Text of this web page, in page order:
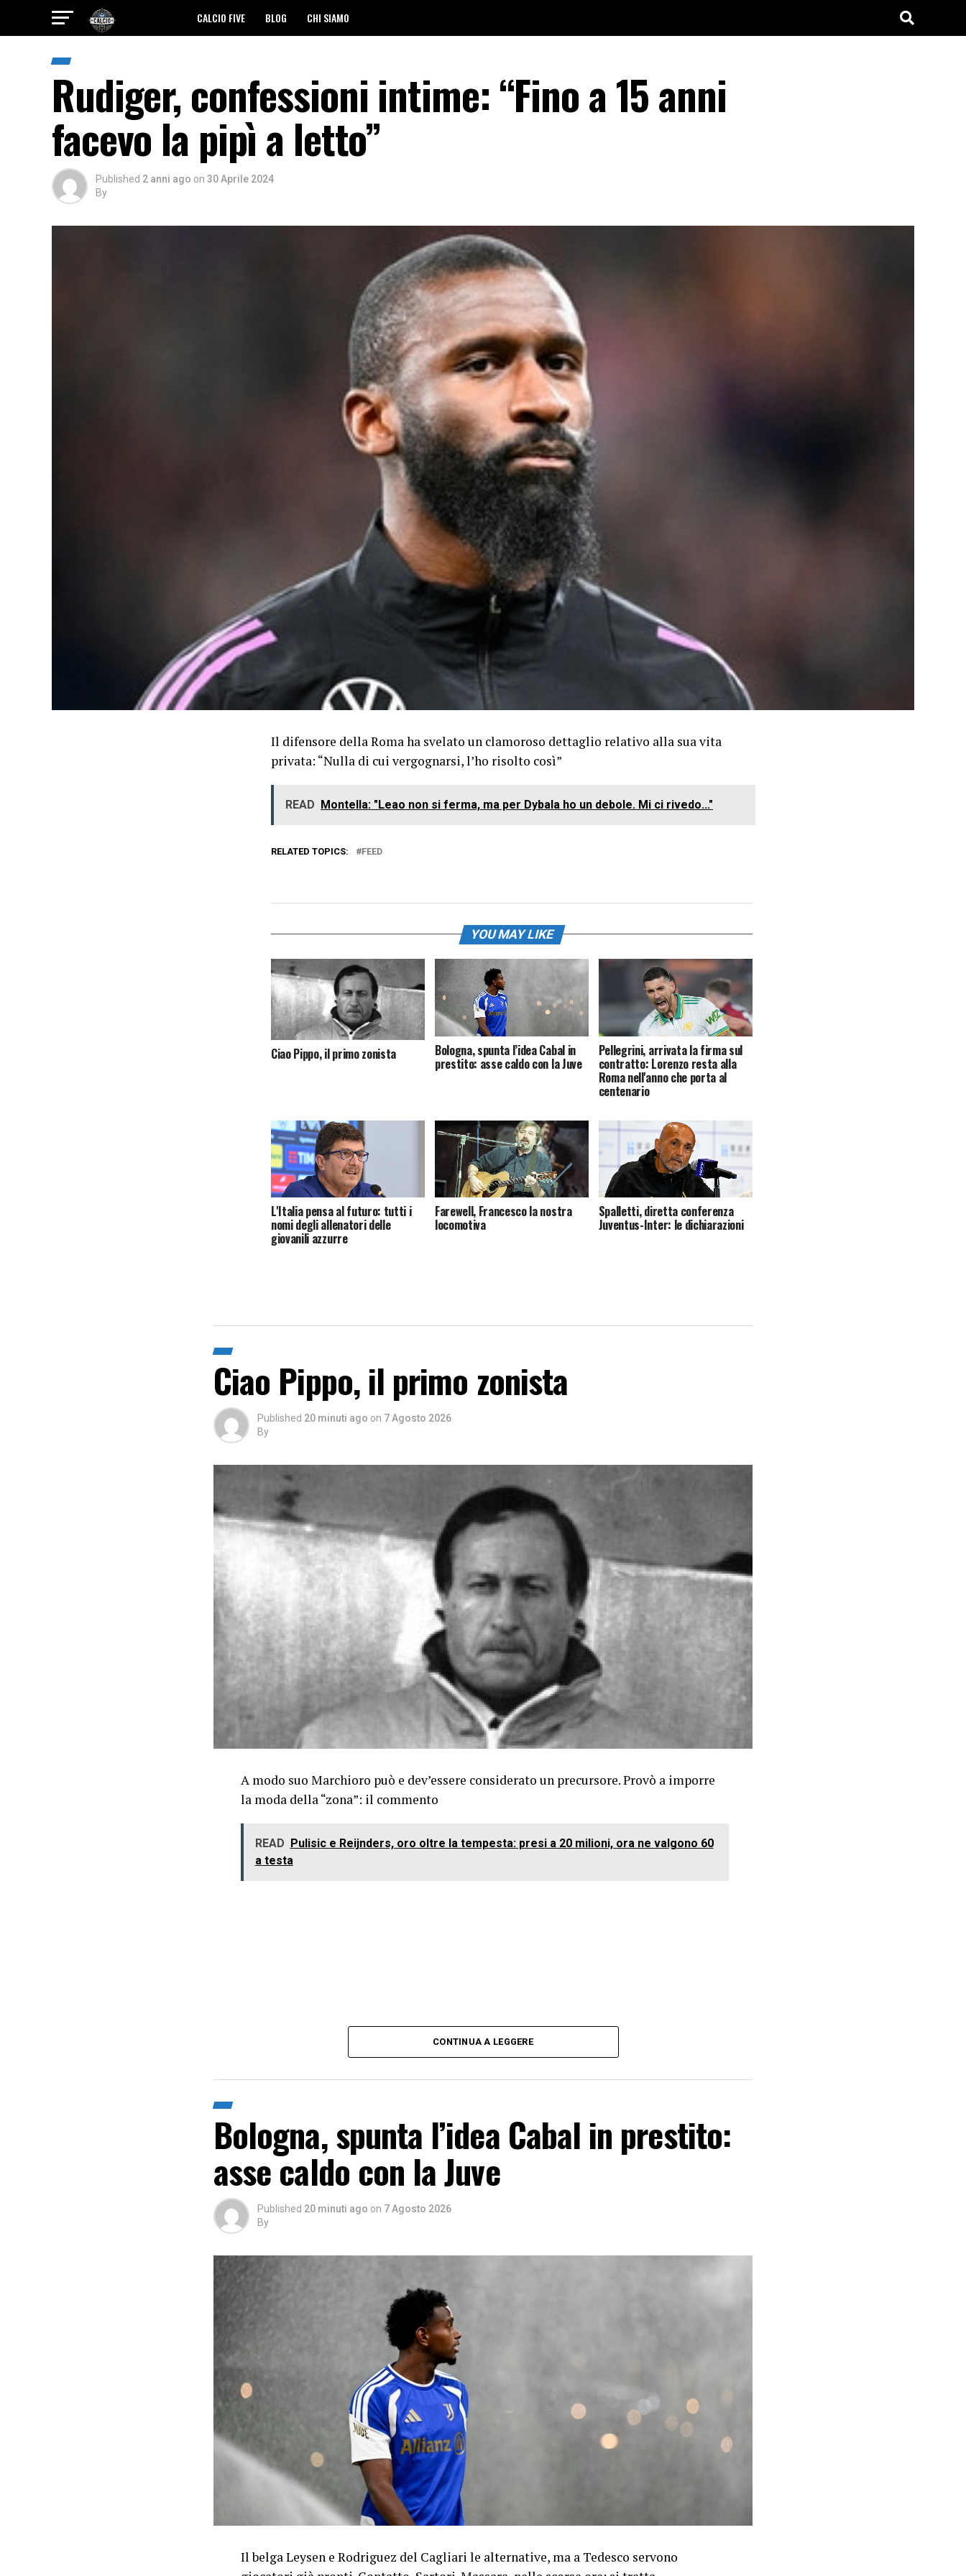
CALCIO FIVE BLOG CHI SIAMO
Rudiger, confessioni intime: “Fino a 15 anni
facevo la pipì a letto”
Published 2 anni ago on 30 Aprile 2024
By
Il difensore della Roma ha svelato un clamoroso dettaglio relativo alla sua vita
privata: “Nulla di cui vergognarsi, l’ho risolto così”
READ Montella: "Leao non si ferma, ma per Dybala ho un debole. Mi ci rivedo..."
RELATED TOPICS: FEED
YOU MAY LIKE
Ciao Pippo, il primo zonista Bologna, spunta l’idea Cabal in
prestito: asse caldo con la Juve
Pellegrini, arrivata la firma sul
contratto: Lorenzo resta alla
Roma nell'anno che porta al
centenario
L'Italia pensa al futuro: tutti i
nomi degli allenatori delle
giovanili azzurre
Farewell, Francesco la nostra
locomotiva
Spalletti, diretta conferenza
Juventus-Inter: le dichiarazioni
Ciao Pippo, il primo zonista
Published 20 minuti ago on 7 Agosto 2026
By
A modo suo Marchioro può e dev’essere considerato un precursore. Provò a imporre
la moda della “zona”: il commento
READ Pulisic e Reijnders, oro oltre la tempesta: presi a 20 milioni, ora ne valgono 60
a testa
CONTINUA A LEGGERE
Bologna, spunta l’idea Cabal in prestito:
asse caldo con la Juve
Published 20 minuti ago on 7 Agosto 2026
By
Il belga Leysen e Rodriguez del Cagliari le alternative, ma a Tedesco servono